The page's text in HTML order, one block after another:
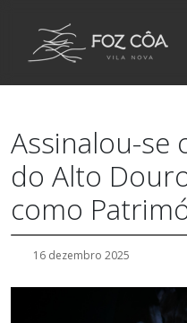
Assinalou-se
do Alto
como
16 dezembro 2025